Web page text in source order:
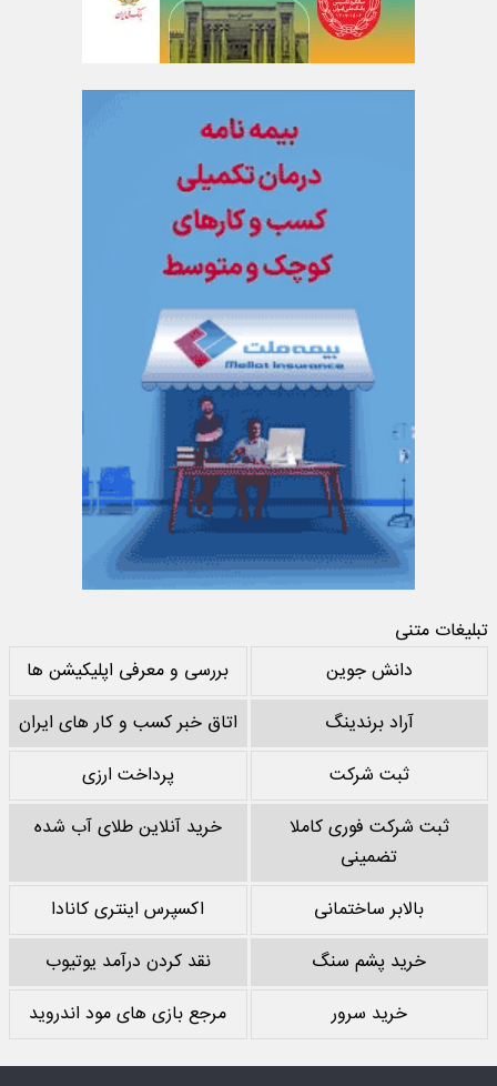
تبلیغات متنی
دانش جوین
بررسی و معرفی اپلیکیشن ها
آراد برندینگ
اتاق خبر کسب و کار های ایران
ثبت شرکت
پرداخت ارزی
ثبت شرکت فوری کاملا
تضمینی
خرید آنلاین طلای آب شده
بالابر ساختمانی
اکسپرس اینتری کانادا
خرید پشم سنگ
نقد کردن درآمد یوتیوب
خرید سرور
مرجع بازی های مود اندروید